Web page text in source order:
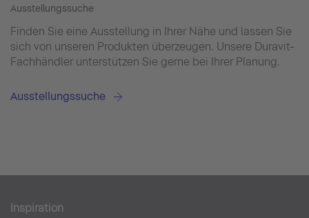
Ausstellungssuche
Finden Sie eine Ausstellung in Ihrer Nähe und lassen Sie
sich von unseren Produkten überzeugen. Unsere Duravit-
Fachhändler unterstützen Sie gerne bei Ihrer Planung.
Ausstellungssuche
Inspiration